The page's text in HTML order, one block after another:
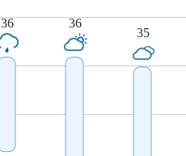
36 36
35